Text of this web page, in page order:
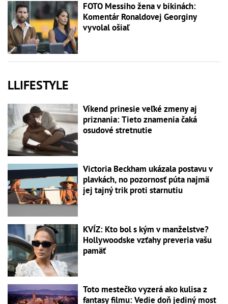
FOTO Messiho žena v bikinách:
Komentár Ronaldovej Georginy
vyvolal ošiaľ
LLIFESTYLE
Víkend prinesie veľké zmeny aj
priznania: Tieto znamenia čaká
osudové stretnutie
Victoria Beckham ukázala postavu v
plavkách, no pozornosť púta najmä
jej tajný trik proti starnutiu
KVÍZ: Kto bol s kým v manželstve?
Hollywoodske vzťahy preveria vašu
pamäť
Toto mestečko vyzerá ako kulisa z
fantasy filmu: Vedie doň jediný most